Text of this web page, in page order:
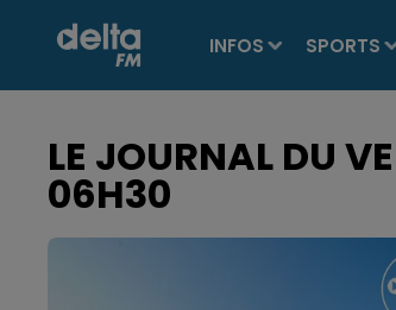
INFOS SPORTS
LE JOURNAL DU
06H30